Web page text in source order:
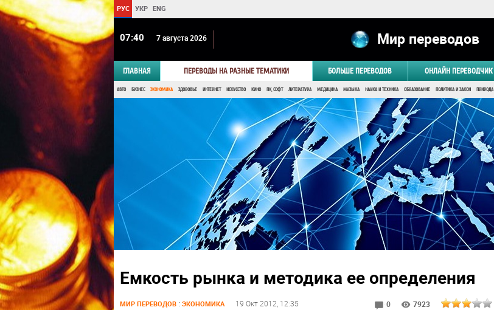
РУС УКР ENG
07:40 7 августа 2026 Мир переводов
ГЛАВНАЯ ПЕРЕВОДЫ НА РАЗНЫЕ ТЕМАТИКИ БОЛЬШЕ ПЕРЕВОДОВ ОНЛАЙН ПЕРЕВОДЧИК
АВТО БИЗНЕС ЭКОНОМИКА ЗДОРОВЬЕ ИНТЕРНЕТ ИСКУССТВО КИНО ПК, СОФТ ЛИТЕРАТУРА МЕДИЦИНА МУЗЫКА НАУКА И ТЕХНИКА ОБРАЗОВАНИЕ ПОЛИТИКА И ЗАКОН ПРИРОДА
Емкость рынка и методика ее определения
МИР ПЕРЕВОДОВ: ЭКОНОМИКА 19 Окт 2012 , 12:35 0 7923